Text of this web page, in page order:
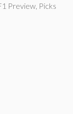
Preview, Picks